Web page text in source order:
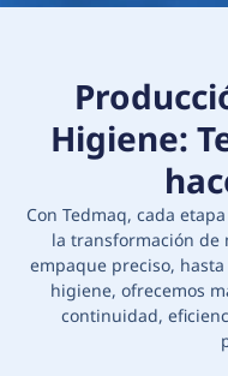
Higiene:
Con Tedmaq, cada
la transformación de
empaque preciso,
higiene, ofrecemos
continuidad,